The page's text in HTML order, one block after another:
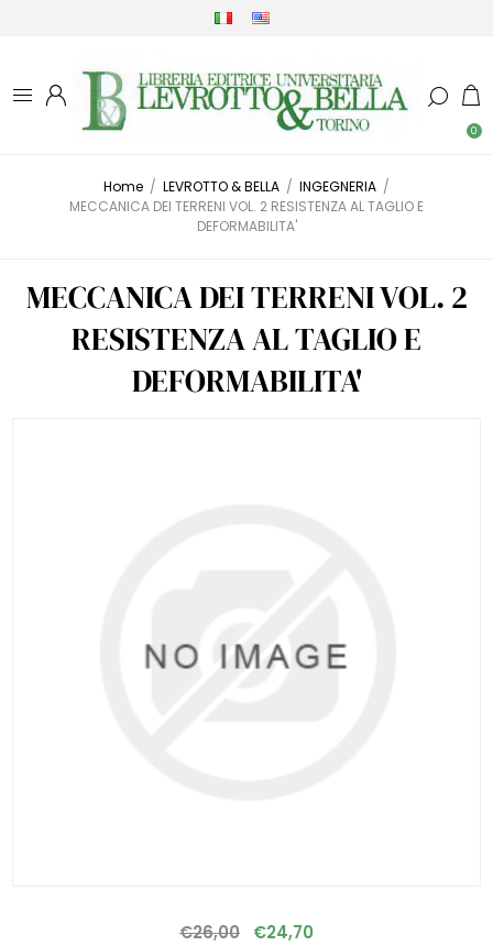
0
Home / LEVROTTO & BELLA / INGEGNERIA /
MECCANICA DEI TERRENI VOL. 2 RESISTENZA AL TAGLIO E
DEFORMABILITA'
MECCANICA DEI TERRENI VOL. 2
RESISTENZA AL TAGLIO E
DEFORMABILITA'
€26,00 €24,70